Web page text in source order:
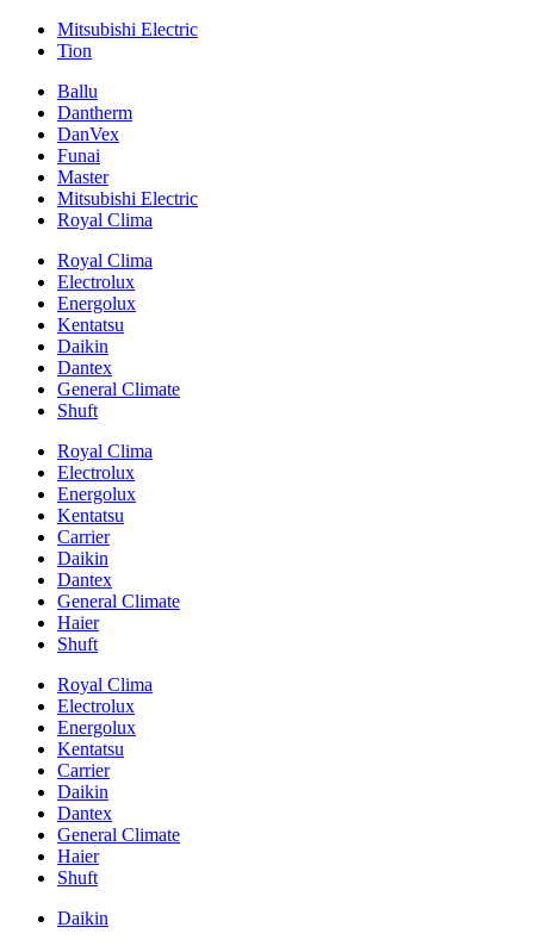
Mitsubishi Electric
Tion
Ballu
Dantherm
DanVex
Funai
Master
Mitsubishi Electric
Royal Clima
Royal Clima
Electrolux
Energolux
Kentatsu
Daikin
Dantex
General Climate
Shuft
Royal Clima
Electrolux
Energolux
Kentatsu
Carrier
Daikin
Dantex
General Climate
Haier
Shuft
Royal Clima
Electrolux
Energolux
Kentatsu
Carrier
Daikin
Dantex
General Climate
Haier
Shuft
Daikin